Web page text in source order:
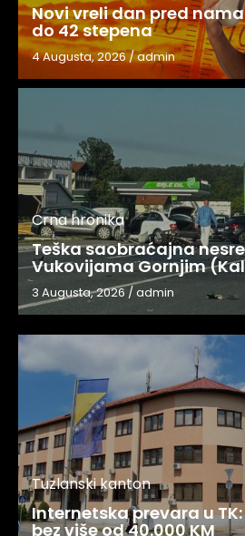
Novi vreli dan pred
do 42 stepena
4 Augusta, 2026/admin
Crna hronika
Teška saobraćajna
Vukovijama Gornjim
3 Augusta, 2026/admin
Tuzlanski kanton
Internetska prevara u
bez više od 40.000 KM